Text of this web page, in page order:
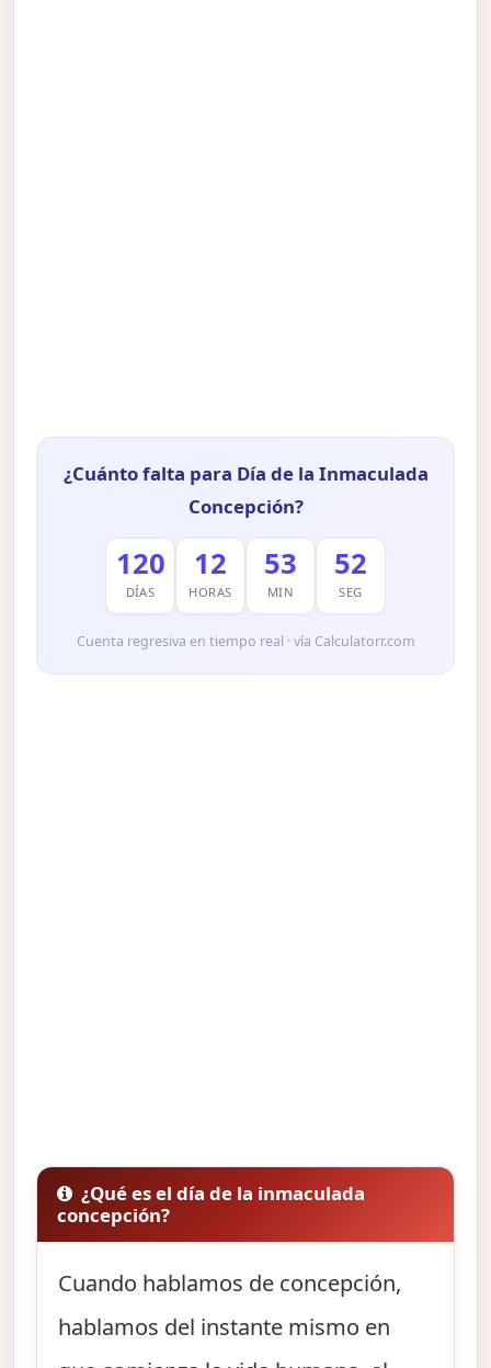
¿Cuánto falta para Día de la Inmaculada
Concepción?
120
DÍAS
12
HORAS
53
MIN
51
SEG
Cuenta regresiva en tiempo real · vía Calculatorr.com
¿Qué es el día de la inmaculada
concepción?
Cuando hablamos de concepción,
hablamos del instante mismo en